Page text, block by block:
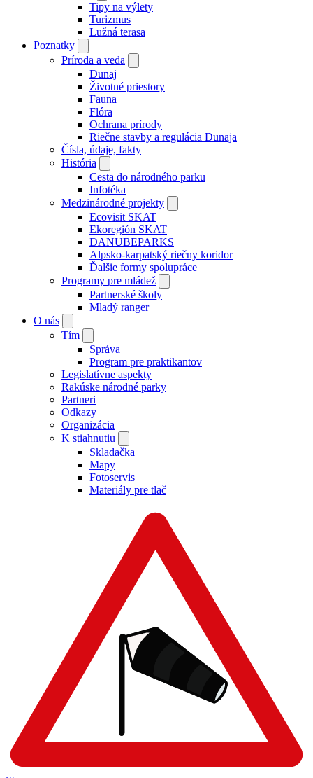
Tipy na výlety
Turizmus
Lužná terasa
Poznatky
Príroda a veda
Dunaj
Životné priestory
Fauna
Flóra
Ochrana prírody
Riečne stavby a regulácia Dunaja
Čísla, údaje, fakty
História
Cesta do národného parku
Infotéka
Medzinárodné projekty
Ecovisit SKAT
Ekoregión SKAT
DANUBEPARKS
Alpsko-karpatský riečny koridor
Ďalšie formy spolupráce
Programy pre mládež
Partnerské školy
Mladý ranger
O nás
Tím
Správa
Program pre praktikantov
Legislatívne aspekty
Rakúske národné parky
Partneri
Odkazy
Organizácia
K stiahnutiu
Skladačka
Mapy
Fotoservis
Materiály pre tlač